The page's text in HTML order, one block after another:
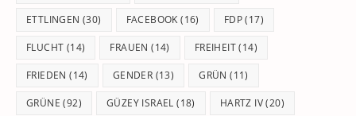
ETTLINGEN (30) FACEBOOK (16) FDP(17)
FLUCHT (14) FRAUEN (14) FREIHEIT(14)
FRIEDEN (14) GENDER (13) GRÜN (11)
GRÜNE (92) GÜZEY ISRAEL (18) HARTZ IV(20)